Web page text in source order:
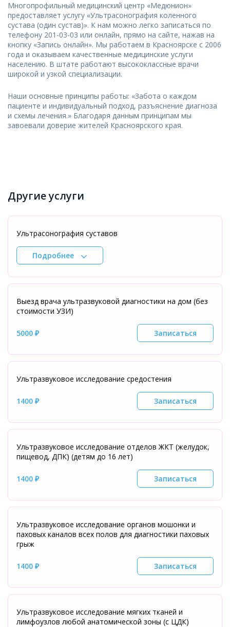
Многопрофильный медицинский центр «Медюнион»
предоставляет услугу «Ультрасонография коленного
сустава (один сустав)». К нам можно легко записаться по
телефону 201-03-03 или онлайн, прямо на сайте, нажав на
кнопку «Запись онлайн». Мы работаем в Красноярске с 2006
года и оказываем качественные медицинские услуги
населению. В штате работают высококлассные врачи
широкой и узкой специализации.
Наши основные принципы работы: «Забота о каждом
пациенте и индивидуальный подход, разъяснение диагноза
и схемы лечения.» Благодаря данным принципам мы
завоевали доверие жителей Красноярского края.
Другие услуги
Ультрасонография суставов
Подробнее
Выезд врача ультразвуковой диагностики на дом (без
стоимости УЗИ)
5000 ₽ Записаться
Ультразвуковое исследование средостения
1400 ₽ Записаться
Ультразвуковое исследование отделов ЖКТ (желудок,
пищевод, ДПК) (детям до 16 лет)
1400 ₽ Записаться
Ультразвуковое исследование органов мошонки и
паховых каналов всех полов для диагностики паховых
грыж
1400 ₽ Записаться
Ультразвуковое исследование мягких тканей и
лимфоузлов любой анатомической зоны (с ЦДК)